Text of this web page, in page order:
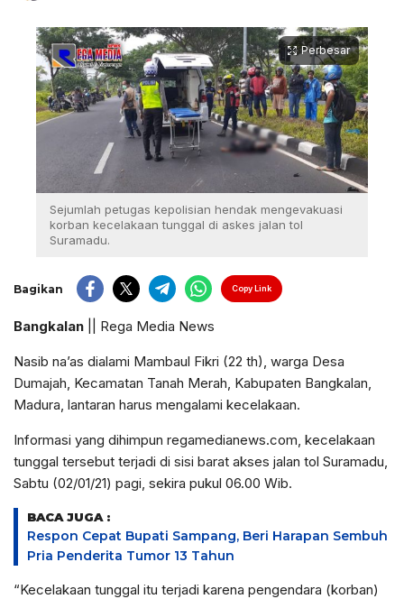
Perbesar
Sejumlah petugas kepolisian hendak mengevakuasi
korban kecelakaan tunggal di askes jalan tol
Suramadu.
Bagikan Copy Link
Bangkalan || Rega Media News
Nasib na’as dialami Mambaul Fikri (22 th), warga Desa
Dumajah, Kecamatan Tanah Merah, Kabupaten Bangkalan,
Madura, lantaran harus mengalami kecelakaan.
Informasi yang dihimpun regamedianews.com, kecelakaan
tunggal tersebut terjadi di sisi barat akses jalan tol Suramadu,
Sabtu (02/01/21) pagi, sekira pukul 06.00 Wib.
BACA JUGA :
Respon Cepat Bupati Sampang, Beri Harapan Sembuh
Pria Penderita Tumor 13 Tahun
“Kecelakaan tunggal itu terjadi karena pengendara (korban)